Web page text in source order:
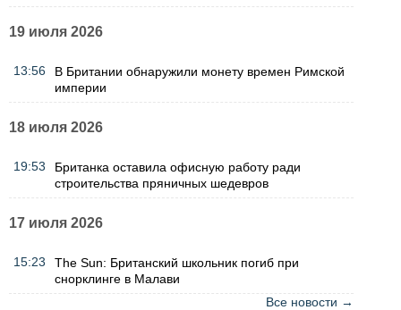
19 июля 2026
13:56
В Британии обнаружили монету времен Римской
империи
18 июля 2026
19:53
Британка оставила офисную работу ради
строительства пряничных шедевров
17 июля 2026
15:23
The Sun: Британский школьник погиб при
снорклинге в Малави
Все новости →